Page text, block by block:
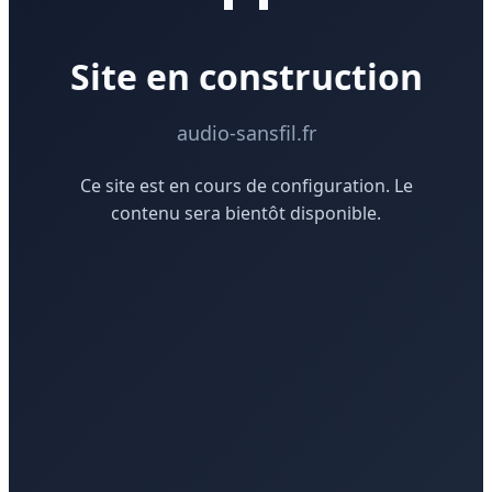
Site en construction
audio-sansfil.fr
Ce site est en cours de configuration. Le
contenu sera bientôt disponible.